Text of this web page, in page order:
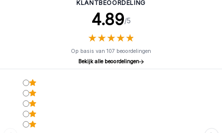
KLANTBEOORDELING
4.89/5
★★★★★
★★★★★
Op basis van 107 beoordelingen
Bekijk alle beoordelingen